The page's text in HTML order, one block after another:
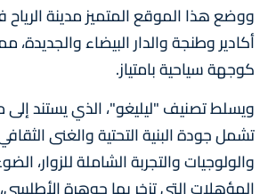
ووضع هذا الموقع المتميز مدينة
أكادير وطنجة والدار البيضاء والجديدة،
كوجهة سياحية بامتياز.
ويسلط تصنيف "ليليغو"، الذي يستند إلى
تشمل جودة البنية التحتية والغنى
والولوجيات والتجربة الشاملة للزوار،